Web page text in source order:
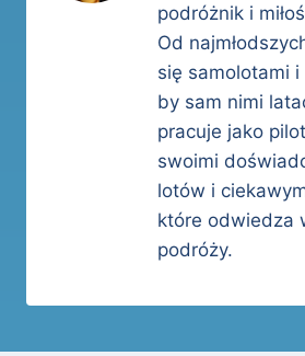
podróżnik i
Od
się samolotami i
by sam nimi
pracuje jako
swoimi
lotów i
które odwiedza
podróży.